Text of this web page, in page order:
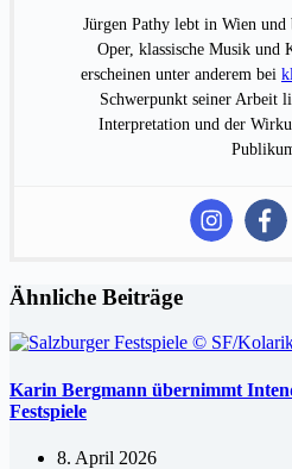
Jürgen Pathy lebt in Wien
Oper, klassische Musik und
erscheinen unter anderem bei
Schwerpunkt seiner Arbeit
Interpretation und der
Ähnliche Beiträge
Karin Bergmann übernimmt
Festspiele
8. April 2026